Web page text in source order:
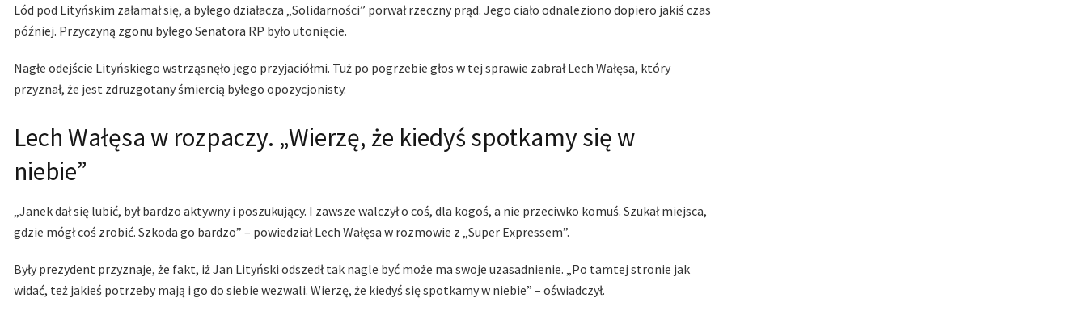
Lód pod Lityńskim załamał się, a byłego działacza „Solidarności” porwał rzeczny prąd. Jego ciało odnaleziono dopiero jakiś czas
później. Przyczyną zgonu byłego Senatora RP było utonięcie.
Nagłe odejście Lityńskiego wstrząsnęło jego przyjaciółmi. Tuż po pogrzebie głos w tej sprawie zabrał Lech Wałęsa, który
przyznał, że jest zdruzgotany śmiercią byłego opozycjonisty.
Lech Wałęsa w rozpaczy. „Wierzę, że kiedyś spotkamy się w
niebie”
„Janek dał się lubić, był bardzo aktywny i poszukujący. I zawsze walczył o coś, dla kogoś, a nie przeciwko komuś. Szukał miejsca,
gdzie mógł coś zrobić. Szkoda go bardzo” – powiedział Lech Wałęsa w rozmowie z „Super Expressem”.
Były prezydent przyznaje, że fakt, iż Jan Lityński odszedł tak nagle być może ma swoje uzasadnienie. „Po tamtej stronie jak
widać, też jakieś potrzeby mają i go do siebie wezwali. Wierzę, że kiedyś się spotkamy w niebie” – oświadczył.